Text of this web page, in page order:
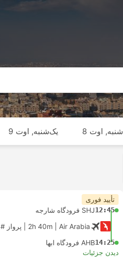
شنبه, اوت 8 یک‌شنبه, اوت 9
تأیید فوری
12:45SHJ فرودگاه شارجه
2h 40m | Air Arabia پرواز #G9195
14:25AHB فرودگاه ابها
دیدن جزئیات